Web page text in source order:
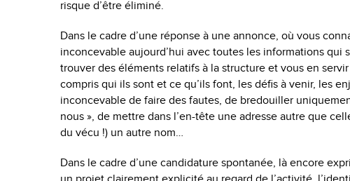
risque d’être éliminé.
Dans le cadre d’une réponse à une annonce, où vous
inconcevable aujourd’hui avec toutes les informations qui
trouver des éléments relatifs à la structure et vous en
compris qui ils sont et ce qu’ils font, les défis à venir, les
inconcevable de faire des fautes, de bredouiller
nous », de mettre dans l’en-tête une adresse autre que
du vécu !) un autre nom…
Dans le cadre d’une candidature spontanée, là encore